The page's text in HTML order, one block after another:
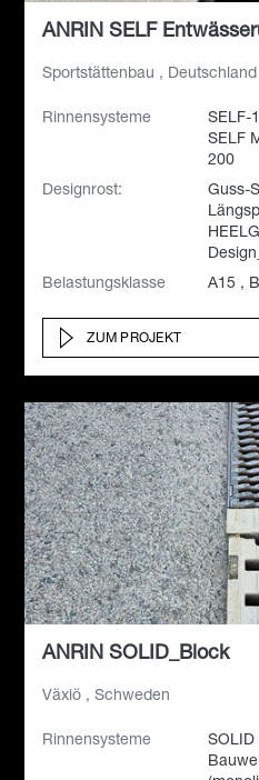
ANRIN SELF
Sportstättenbau , Deutschland
Rinnensysteme
SELF-
SELF
200
Designrost:
Guss-
Belastungsklasse
A15 ,
ZUM PROJEKT
ANRIN SOLID_Block
Växiö , Schweden
Rinnensysteme
SOLID